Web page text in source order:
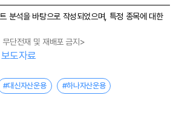
분석을 바탕으로 작성되었으며, 특정 종목에 대한
단전재 및 재배포 금지>
보도자료
#대신자산운용 #하나자산운용